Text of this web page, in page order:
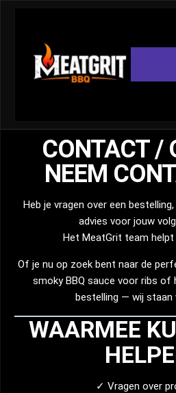
CONTACT /
NEEM
Heb je vragen over een
advies voor jouw
Het MeatGrit team helpt
Of je nu op zoek bent naar de
smoky BBQ sauce voor ribs of
bestelling — wij staan
WAARMEE
✓ Vragen over